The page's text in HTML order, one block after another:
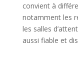
convient à
notamment les
les salles
aussi fiable et